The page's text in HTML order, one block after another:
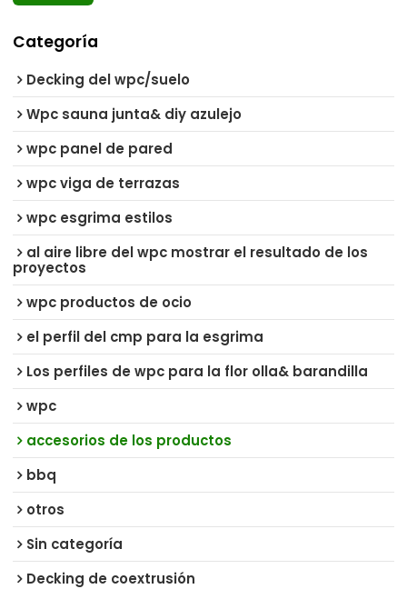
Categoría
Decking del wpc/suelo
Wpc sauna junta& diy azulejo
wpc panel de pared
wpc viga de terrazas
wpc esgrima estilos
al aire libre del wpc mostrar el resultado de los
proyectos
wpc productos de ocio
el perfil del cmp para la esgrima
Los perfiles de wpc para la flor olla& barandilla
wpc
accesorios de los productos
bbq
otros
Sin categoría
Decking de coextrusión